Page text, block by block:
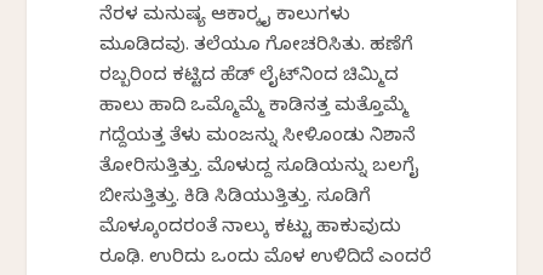
ನೆರಳ ಮನುಷ್ಯ ಆಕಾರಕ್ಕೆ ಕೈ ಕಾಲುಗಳು
ಮೂಡಿದವು. ತಲೆಯೂ ಗೋಚರಿಸಿತು. ಹಣೆಗೆ
ರಬ್ಬರಿಂದ ಕಟ್ಟಿದ ಹೆಡ್ ಲೈಟ್‌ನಿಂದ ಚಿಮ್ಮಿದ
ಹಾಲು ಹಾದಿ ಒಮ್ಮೊಮ್ಮೆ ಕಾಡಿನತ್ತ ಮತ್ತೊಮ್ಮೆ
ಗದ್ದೆಯತ್ತ ತೆಳು ಮಂಜನ್ನು ಸೀಳಿಕೊಂಡು ನಿಶಾನೆ
ತೋರಿಸುತ್ತಿತ್ತು. ಮೊಳುದ್ದ ಸೂಡಿಯನ್ನು ಬಲಗೈ
ಬೀಸುತ್ತಿತ್ತು. ಕಿಡಿ ಸಿಡಿಯುತ್ತಿತ್ತು. ಸೂಡಿಗೆ
ಮೊಳಕ್ಕೊಂದರಂತೆ ನಾಲ್ಕು ಕಟ್ಟು ಹಾಕುವುದು
ರೂಢಿ. ಉರಿದು ಒಂದು ಮೊಳ ಉಳಿದಿದೆ ಎಂದರೆ